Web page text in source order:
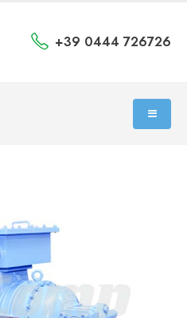
+39 0444 726726